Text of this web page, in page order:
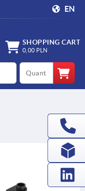
EN
SHOPPING CART
0,00 PLN
qty